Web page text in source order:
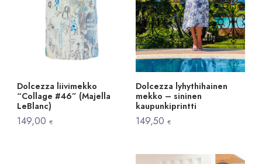
Dolcezza liivimekko
“Collage #46” (Majella
LeBlanc)
149,00€
Dolcezza lyhythihainen
mekko – sininen
kaupunkiprintti
149,50 €